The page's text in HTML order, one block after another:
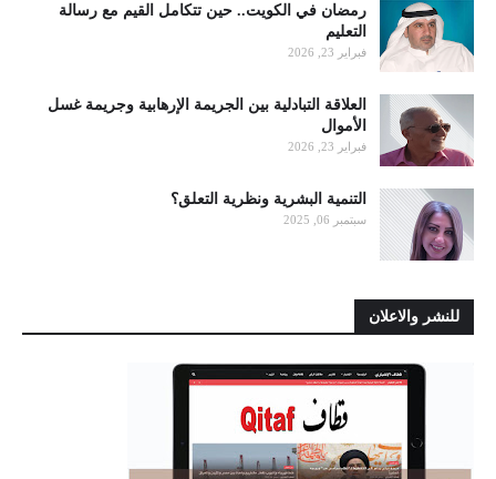
رمضان في الكويت.. حين تتكامل القيم مع رسالة
التعليم
فبراير 23, 2026
العلاقة التبادلية بين الجريمة الإرهابية وجريمة غسل
الأموال
فبراير 23, 2026
التنمية البشرية ونظرية التعلق؟
سبتمبر 06, 2025
للنشر والاعلان